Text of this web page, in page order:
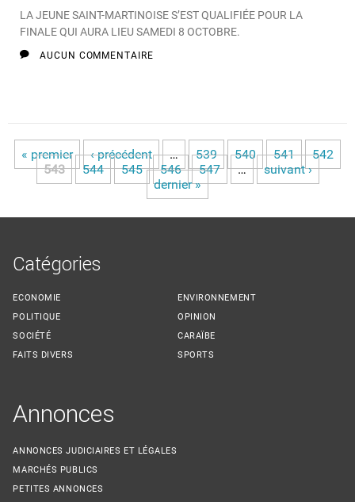
LA JEUNE SAINT-MARTINOISE S’EST QUALIFIÉE POUR LA
FINALE QUI AURA LIEU SAMEDI 8 OCTOBRE.
AUCUN COMMENTAIRE
Pages
« premier ‹ précédent … 539 540 541
542
543
544 545 546 547 …
suivant ›
dernier »
Catégories
ECONOMIE
POLITIQUE
SOCIÉTÉ
FAITS DIVERS
ENVIRONNEMENT
OPINION
CARAÏBE
SPORTS
Annonces
ANNONCES JUDICIAIRES ET LÉGALES
MARCHÉS PUBLICS
PETITES ANNONCES